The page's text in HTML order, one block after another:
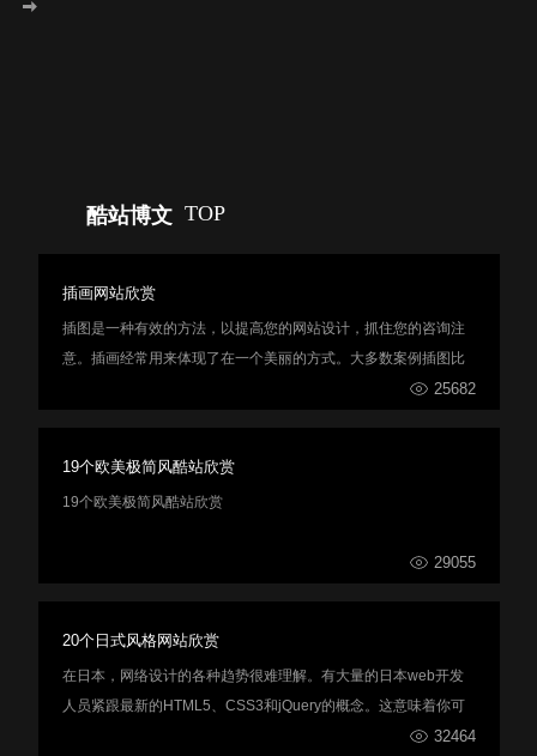
酷站博文 TOP
插画网站欣赏
插图是一种有效的方法，以提高您的网站设计，抓住您的咨询注
意。插画经常用来体现了在一个美丽的方式。大多数案例插图比
常规图像更有效，因为它们具有获取更多数据的能力。插画的力
25682
19个欧美极简风酷站欣赏
19个欧美极简风酷站欣赏
29055
20个日式风格网站欣赏
在日本，网络设计的各种趋势很难理解。有大量的日本web开发
人员紧跟最新的HTML5、CSS3和jQuery的概念。这意味着你可
以从日本人那里找到各种各样奇妙的布局。就像西方的网页设计
32464